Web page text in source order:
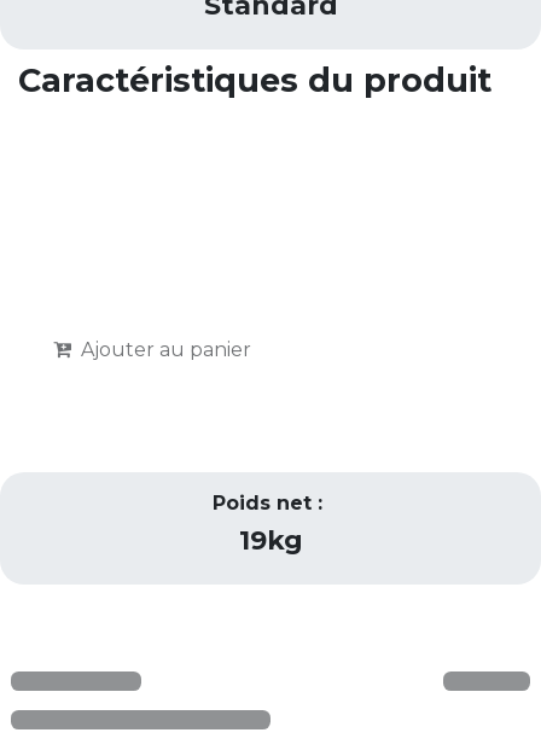
Caractéristiques du produit
Ajouter au panier
Poids net :
19kg